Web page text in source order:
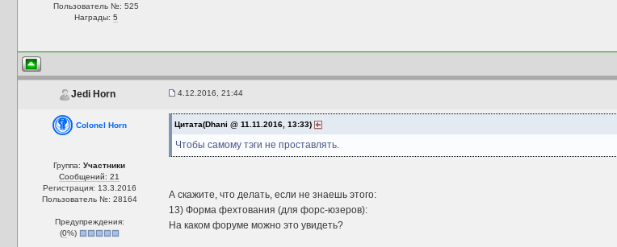
Пользователь №: 525
Награды: 5
Jedi Horn 4.12.2016, 21:44
Colonel Horn
Группа:Участники
Сообщений: 21
Регистрация: 13.3.2016
Пользователь №: 28164
Предупреждения:
(0%)
Цитата(Dhani @ 11.11.2016, 13:33)
Чтобы самому тэги не проставлять.
А скажите, что делать, если не знаешь этого:
13) Форма фехтования (для форс-юзеров):
На каком форуме можно это увидеть?